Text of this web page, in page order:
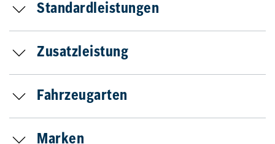
Standardleistungen
Zusatzleistung
Fahrzeugarten
Marken